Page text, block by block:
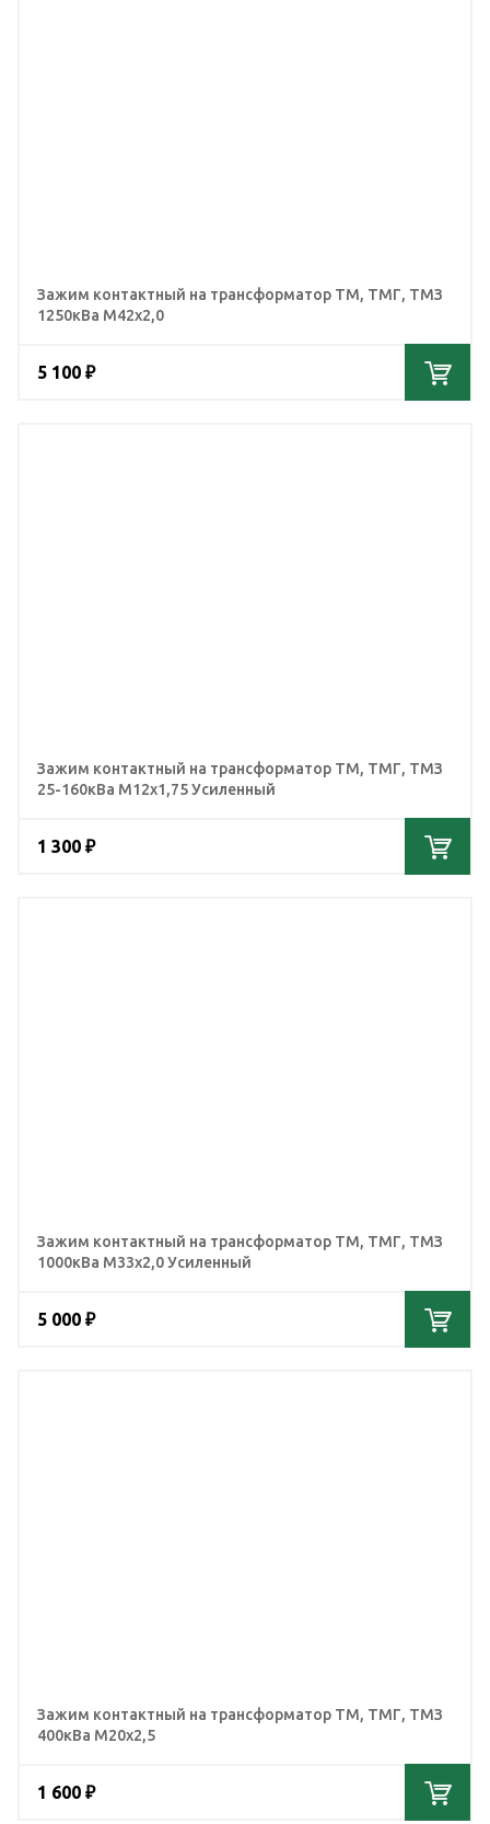
Зажим контактный на трансформатор ТМ, ТМГ, ТМЗ
1250кВа М42х2,0
5 100 ₽
Зажим контактный на трансформатор ТМ, ТМГ, ТМЗ
25-160кВа М12х1,75 Усиленный
1 300 ₽
Зажим контактный на трансформатор ТМ, ТМГ, ТМЗ
1000кВа М33х2,0 Усиленный
5 000 ₽
Зажим контактный на трансформатор ТМ, ТМГ, ТМЗ
400кВа М20х2,5
1 600 ₽